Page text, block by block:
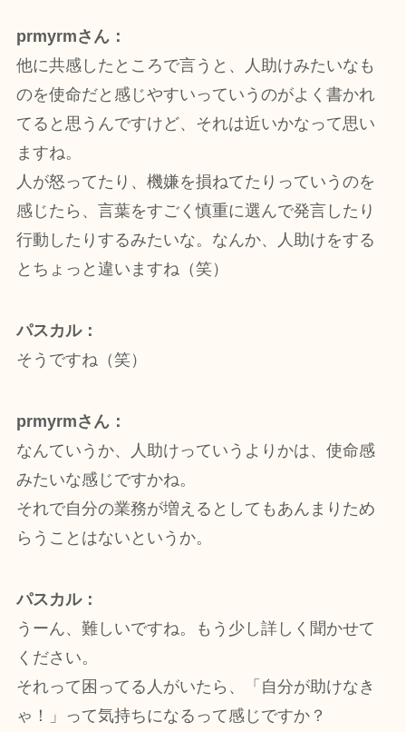
prmyrmさん：
他に共感したところで言うと、人助けみたいなも
のを使命だと感じやすいっていうのがよく書かれ
てると思うんですけど、それは近いかなって思い
ますね。
人が怒ってたり、機嫌を損ねてたりっていうのを
感じたら、言葉をすごく慎重に選んで発言したり
行動したりするみたいな。なんか、人助けをする
とちょっと違いますね（笑）
パスカル：
そうですね（笑）
prmyrmさん：
なんていうか、人助けっていうよりかは、使命感
みたいな感じですかね。
それで自分の業務が増えるとしてもあんまりため
らうことはないというか。
パスカル：
うーん、難しいですね。もう少し詳しく聞かせて
ください。
それって困ってる人がいたら、「自分が助けなき
ゃ！」って気持ちになるって感じですか？